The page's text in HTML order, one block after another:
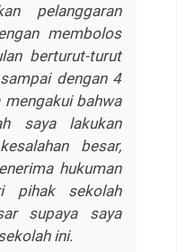
pelanggaran
membolos
berturut-turut
dengan 4
mengakui bahwa
saya lakukan
besar,
hukuman
pihak sekolah
supaya saya
ini.